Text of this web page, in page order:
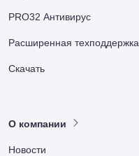
PRO32 Антивирус
Расширенная техподдержка
Скачать
О компании
Новости